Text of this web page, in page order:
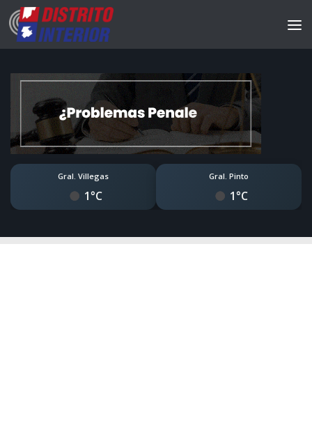
Gral. Villegas
1°C
Gral. Pinto
1°C